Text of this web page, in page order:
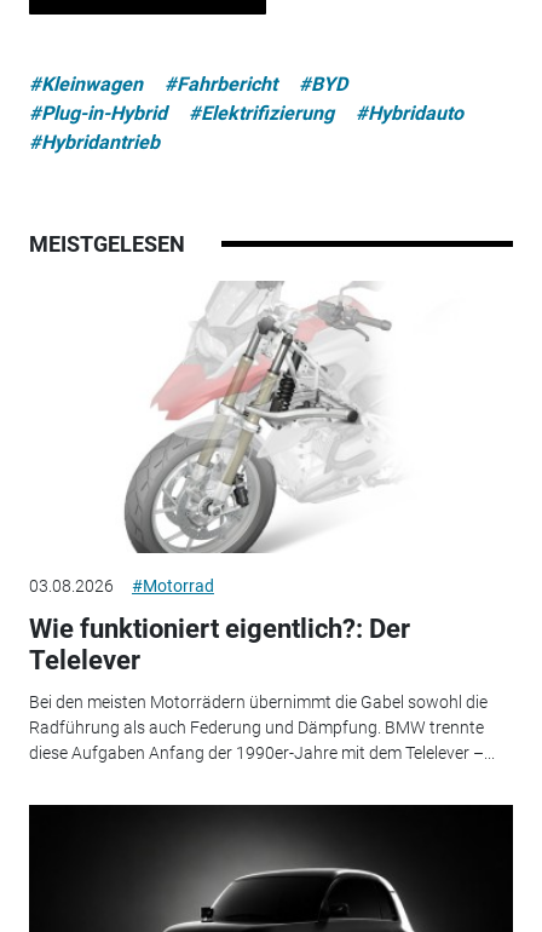
#Kleinwagen #Fahrbericht
#BYD
#Plug-in-Hybrid
#Elektrifizierung
#Hybridauto
#Hybridantrieb
MEISTGELESEN
03.08.2026 #Motorrad
Wie funktioniert eigentlich?: Der
Telelever
Bei den meisten Motorrädern übernimmt die Gabel sowohl die
Radführung als auch Federung und Dämpfung. BMW trennte
diese Aufgaben Anfang der 1990er-Jahre mit dem Telelever –...